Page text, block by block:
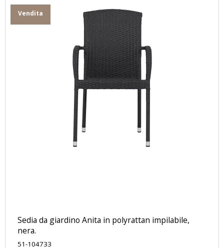
Vendita
Sedia da giardino Anita in polyrattan impilabile,
nera.
51-104733